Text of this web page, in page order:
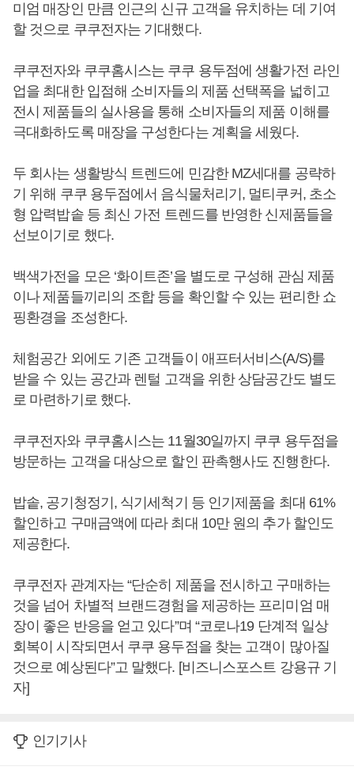
미엄 매장인 만큼 인근의 신규 고객을 유치하는 데 기여
할 것으로 쿠쿠전자는 기대했다.
쿠쿠전자와 쿠쿠홈시스는 쿠쿠 용두점에 생활가전 라인
업을 최대한 입점해 소비자들의 제품 선택폭을 넓히고
전시 제품들의 실사용을 통해 소비자들의 제품 이해를
극대화하도록 매장을 구성한다는 계획을 세웠다.
두 회사는 생활방식 트렌드에 민감한 MZ세대를 공략하
기 위해 쿠쿠 용두점에서 음식물처리기, 멀티쿠커, 초소
형 압력밥솥 등 최신 가전 트렌드를 반영한 신제품들을
선보이기로 했다.
백색가전을 모은 ‘화이트존’을 별도로 구성해 관심 제품
이나 제품들끼리의 조합 등을 확인할 수 있는 편리한 쇼
핑환경을 조성한다.
체험공간 외에도 기존 고객들이 애프터서비스(A/S)를
받을 수 있는 공간과 렌털 고객을 위한 상담공간도 별도
로 마련하기로 했다.
쿠쿠전자와 쿠쿠홈시스는 11월30일까지 쿠쿠 용두점을
방문하는 고객을 대상으로 할인 판촉행사도 진행한다.
밥솥, 공기청정기, 식기세척기 등 인기제품을 최대 61%
할인하고 구매금액에 따라 최대 10만 원의 추가 할인도
제공한다.
쿠쿠전자 관계자는 “단순히 제품을 전시하고 구매하는
것을 넘어 차별적 브랜드경험을 제공하는 프리미엄 매
장이 좋은 반응을 얻고 있다”며 “코로나19 단계적 일상
회복이 시작되면서 쿠쿠 용두점을 찾는 고객이 많아질
것으로 예상된다”고 말했다. [비즈니스포스트 강용규 기
자]
인기기사